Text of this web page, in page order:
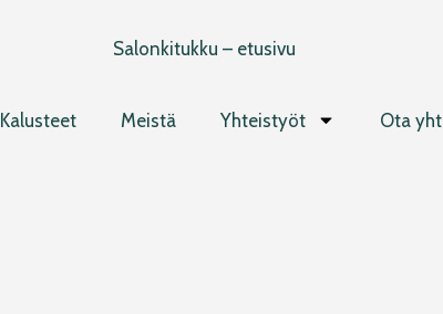
Kalusteet Meistä Yhteistyöt Ota